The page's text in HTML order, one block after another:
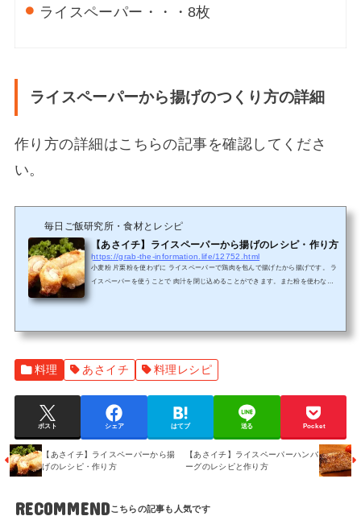
ライスペーパー・・・ 8枚
ライスペーパーから揚げのつくり方の詳細
作り方の詳細はこちらの記事を確認してくださ
い。
毎日ご飯研究所・食材とレシピ
【あさイチ】ライスペーパーから揚げのレシピ・作り方
https://grab-the-information.life/12752.html
小麦粉 片栗粉を使わずに ライスペーパーで鶏肉を包んで揚げたから揚げです。 ラ
イスペーパーを使うことで 肉汁を閉じ込めることができます。また粉を使わない
ょうが・・・・小さじ2 塩・・・・・・・適量 こしょう・・・・適量 ライスペー
料理 あさイチ 料理レシピ
ポスト シェア はてブ 送る Pocket
【あさイチ】ライスペーパーから揚
げのレシピ・作り方
【あさイチ】ライスペーパーハンバ
ーグのレシピと作り方
RECOMMEND